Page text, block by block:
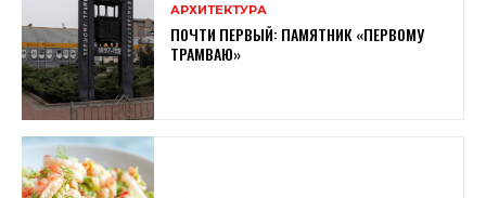
АРХИТЕКТУРА
ПОЧТИ ПЕРВЫЙ: ПАМЯТНИК «ПЕРВОМУ
ТРАМВАЮ»